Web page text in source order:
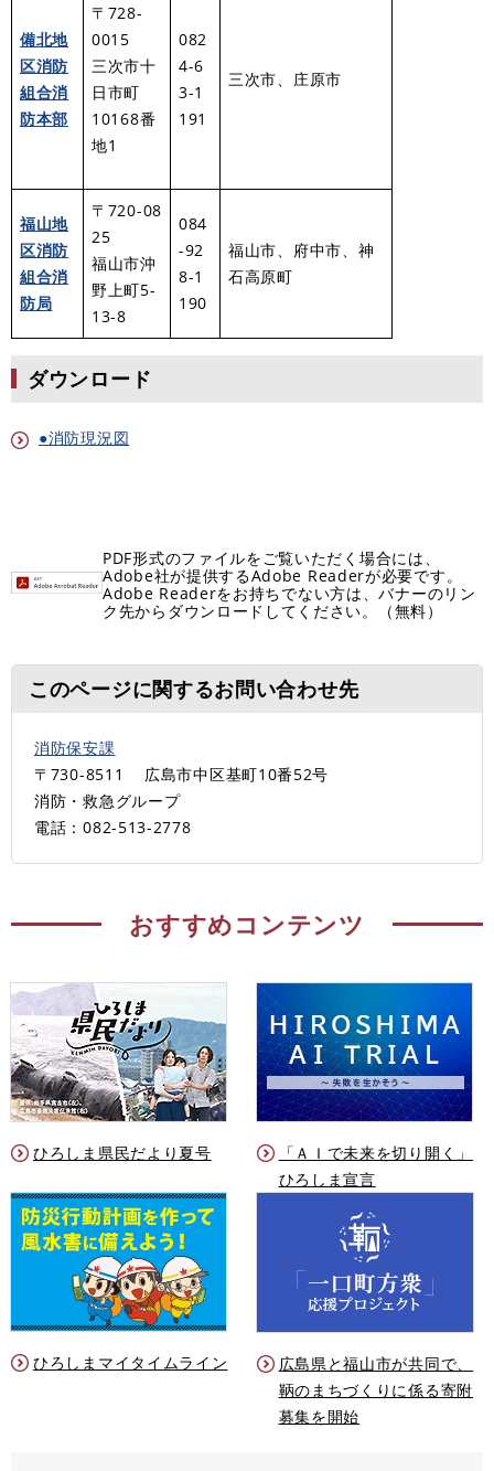
備北地
区消防
組合消
防本部
〒728-
0015
三次市十
日市町
10168番
地1
082
4-6
3-1
191
三次市、庄原市
福山地
区消防
組合消
防局
〒720-08
25
福山市沖
野上町5-
13-8
084
-92
8-1
190
福山市、府中市、神
石高原町
ダウンロード
●消防現況図
PDF形式のファイルをご覧いただく場合には、
Adobe社が提供するAdobe Readerが必要です。
Adobe Readerをお持ちでない方は、バナーのリン
ク先からダウンロードしてください。（無料）
このページに関するお問い合わせ先
消防保安課
〒730-8511
広島市中区基町10番52号
消防・救急グループ
電話：082-513-2778
おすすめコンテンツ
ひろしま県民だより夏号
「ＡＩで未来を切り開く」
ひろしま宣言
ひろしまマイタイムライン
広島県と福山市が共同で、
鞆のまちづくりに係る寄附
募集を開始